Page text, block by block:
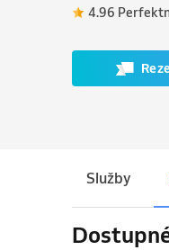
4.96
Služby